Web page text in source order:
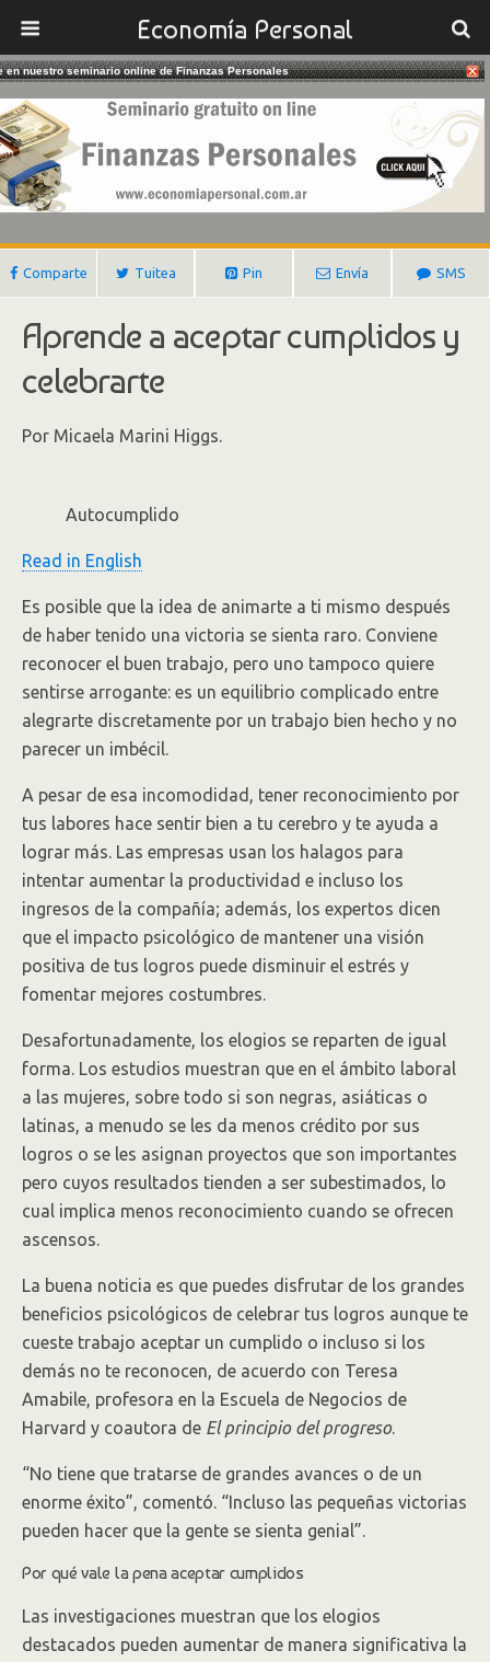
Economía Personal
01/01/2019
El Poder Del Pensamiento Positivo
Gustavo Ibañez Padilla
Comparte Tuitea Pin Envía SMS
Aprende a aceptar cumplidos y
celebrarte
Por Micaela Marini Higgs.
Autocumplido
Read in English
Es posible que la idea de animarte a ti mismo después
de haber tenido una victoria se sienta raro. Conviene
reconocer el buen trabajo, pero uno tampoco quiere
sentirse arrogante: es un equilibrio complicado entre
alegrarte discretamente por un trabajo bien hecho y no
parecer un imbécil.
A pesar de esa incomodidad, tener reconocimiento por
tus labores hace sentir bien a tu cerebro y te ayuda a
lograr más. Las empresas usan los halagos para
intentar aumentar la productividad e incluso los
ingresos de la compañía; además, los expertos dicen
que el impacto psicológico de mantener una visión
positiva de tus logros puede disminuir el estrés y
fomentar mejores costumbres.
Desafortunadamente, los elogios se reparten de igual
forma. Los estudios muestran que en el ámbito laboral
a las mujeres, sobre todo si son negras, asiáticas o
latinas, a menudo se les da menos crédito por sus
logros o se les asignan proyectos que son importantes
pero cuyos resultados tienden a ser subestimados, lo
cual implica menos reconocimiento cuando se ofrecen
ascensos.
La buena noticia es que puedes disfrutar de los grandes
beneficios psicológicos de celebrar tus logros aunque te
cueste trabajo aceptar un cumplido o incluso si los
demás no te reconocen, de acuerdo con Teresa
Amabile, profesora en la Escuela de Negocios de
Harvard y coautora de El principio del progreso.
“No tiene que tratarse de grandes avances o de un
enorme éxito”, comentó. “Incluso las pequeñas victorias
pueden hacer que la gente se sienta genial”.
Por qué vale la pena aceptar cumplidos
Las investigaciones muestran que los elogios
destacados pueden aumentar de manera significativa la
en nuestro seminario online de Finanzas Personales